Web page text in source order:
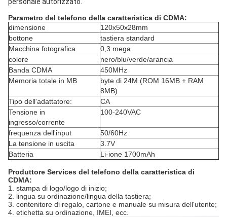
Parametro del telefono della caratteristica di CDMA:
dimensione
120x50x28mm
bottone
tastiera standard
Macchina fotografica
0,3 mega
colore
nero/blu/verde/arancia
Banda CDMA
450MHz
Memoria totale in MB
byte di 24M (ROM 16MB + RAM
8MB)
Tipo dell'adattatore:
CA
Tensione in
ingresso/corrente
100-240VAC
frequenza dell'input
50/60Hz
La tensione in uscita
3.7V
Batteria
Li-ione 1700mAh
Produttore Services del telefono della caratteristica di
CDMA:
1. stampa di logo/logo di inizio;
2. lingua su ordinazione/lingua della tastiera;
3. contenitore di regalo, cartone e manuale su misura dell'utente;
4. etichetta su ordinazione, IMEI, ecc.